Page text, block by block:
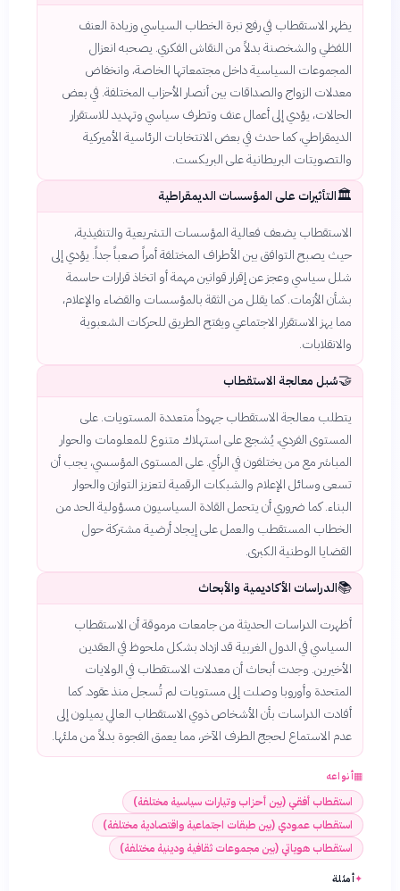
يظهر الاستقطاب في رفع نبرة الخطاب السياسي وزيادة العنف
اللفظي والشخصنة بدلاً من النقاش الفكري. يصحبه انعزال
المجموعات السياسية داخل مجتمعاتها الخاصة، وانخفاض
معدلات الزواج والصداقات بين أنصار الأحزاب المختلفة. في بعض
الحالات، يؤدي إلى أعمال عنف وتطرف سياسي وتهديد للاستقرار
الديمقراطي، كما حدث في بعض الانتخابات الرئاسية الأميركية
والتصويتات البريطانية على البريكست.
🏛️التأثيرات على المؤسسات الديمقراطية
الاستقطاب يضعف فعالية المؤسسات التشريعية والتنفيذية،
حيث يصبح التوافق بين الأطراف المختلفة أمراً صعباً جداً. يؤدي إلى
شلل سياسي وعجز عن إقرار قوانين مهمة أو اتخاذ قرارات حاسمة
بشأن الأزمات. كما يقلل من الثقة بالمؤسسات والقضاء والإعلام،
مما يهز الاستقرار الاجتماعي ويفتح الطريق للحركات الشعبوية
والانقلابات.
🤝سُبل معالجة الاستقطاب
يتطلب معالجة الاستقطاب جهوداً متعددة المستويات. على
المستوى الفردي، يُشجع على استهلاك متنوع للمعلومات والحوار
المباشر مع من يختلفون في الرأي. على المستوى المؤسسي، يجب أن
تسعى وسائل الإعلام والشبكات الرقمية لتعزيز التوازن والحوار
البناء. كما ضروري أن يتحمل القادة السياسيون مسؤولية الحد من
الخطاب المستقطب والعمل على إيجاد أرضية مشتركة حول
القضايا الوطنية الكبرى.
📚الدراسات الأكاديمية والأبحاث
أظهرت الدراسات الحديثة من جامعات مرموقة أن الاستقطاب
السياسي في الدول الغربية قد ازداد بشكل ملحوظ في العقدين
الأخيرين. وجدت أبحاث أن معدلات الاستقطاب في الولايات
المتحدة وأوروبا وصلت إلى مستويات لم تُسجل منذ عقود. كما
أفادت الدراسات بأن الأشخاص ذوي الاستقطاب العالي يميلون إلى
عدم الاستماع لحجج الطرف الآخر، مما يعمق الفجوة بدلاً من ملئها.
▦أنواعه
استقطاب أفقي (بين أحزاب وتيارات سياسية مختلفة)
استقطاب عمودي (بين طبقات اجتماعية واقتصادية مختلفة)
استقطاب هوياتي (بين مجموعات ثقافية ودينية مختلفة)
✦أمثلة